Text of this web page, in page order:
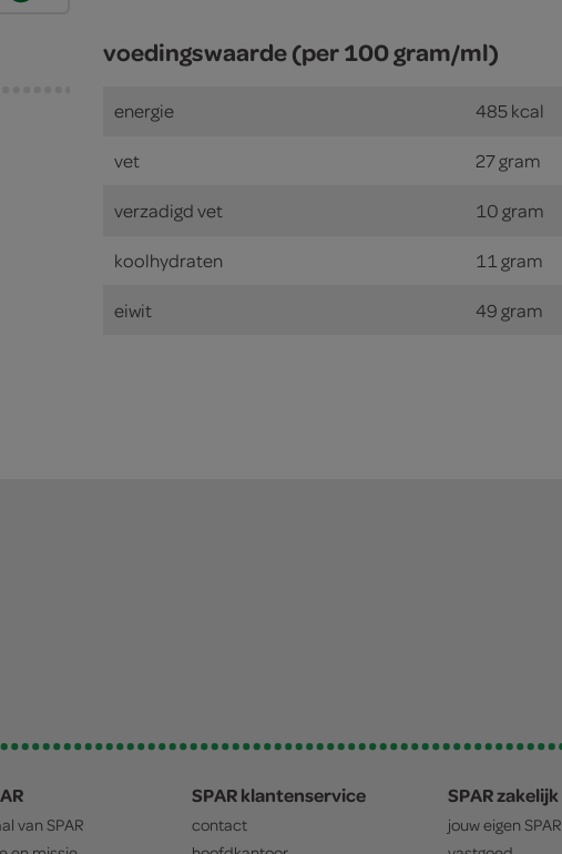
voedingswaarde (per 100 gram/ml)
energie 485 kcal
vet 27 gram
verzadigd vet 10 gram
koolhydraten 11 gram
eiwit 49 gram
van SPAR
SPAR klantenservice
contact
SPAR zakelijk
jouw eigen SPAR